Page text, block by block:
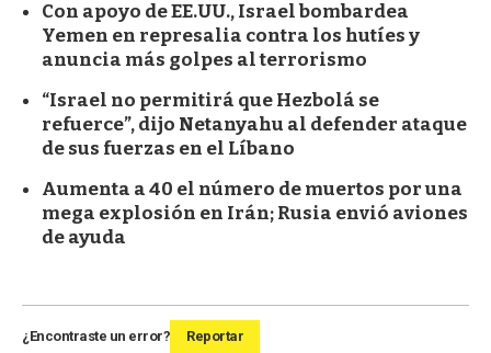
Con apoyo de EE.UU., Israel bombardea
Yemen en represalia contra los hutíes y
anuncia más golpes al terrorismo
“Israel no permitirá que Hezbolá se
refuerce”, dijo Netanyahu al defender ataque
de sus fuerzas en el Líbano
Aumenta a 40 el número de muertos por una
mega explosión en Irán; Rusia envió aviones
de ayuda
¿Encontraste un error? Reportar